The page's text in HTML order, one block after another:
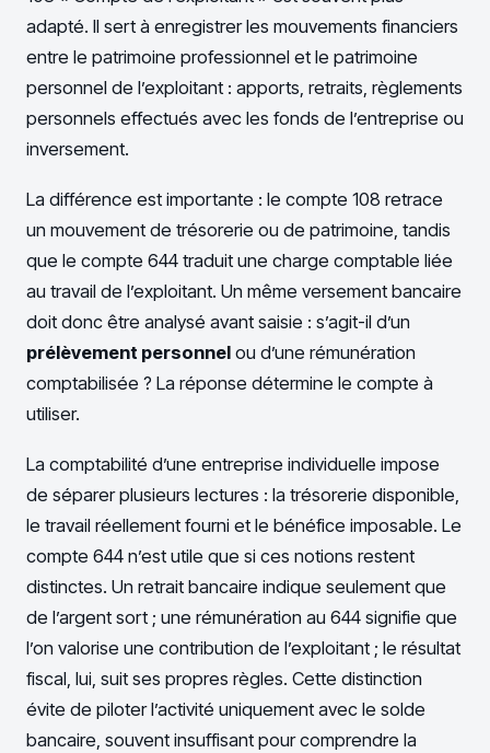
adapté. Il sert à enregistrer les mouvements financiers
entre le patrimoine professionnel et le patrimoine
personnel de l’exploitant : apports, retraits, règlements
personnels effectués avec les fonds de l’entreprise ou
inversement.
La différence est importante : le compte 108 retrace
un mouvement de trésorerie ou de patrimoine, tandis
que le compte 644 traduit une charge comptable liée
au travail de l’exploitant. Un même versement bancaire
doit donc être analysé avant saisie : s’agit-il d’un
prélèvement personnel ou d’une rémunération
comptabilisée ? La réponse détermine le compte à
utiliser.
La comptabilité d’une entreprise individuelle impose
de séparer plusieurs lectures : la trésorerie disponible,
le travail réellement fourni et le bénéfice imposable. Le
compte 644 n’est utile que si ces notions restent
distinctes. Un retrait bancaire indique seulement que
de l’argent sort ; une rémunération au 644 signifie que
l’on valorise une contribution de l’exploitant ; le résultat
fiscal, lui, suit ses propres règles. Cette distinction
évite de piloter l’activité uniquement avec le solde
bancaire, souvent insuffisant pour comprendre la